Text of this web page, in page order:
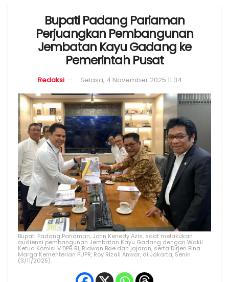
Bupati Padang Pariaman
Perjuangkan Pembangunan
Jembatan Kayu Gadang ke
Pemerintah Pusat
Redaksi Selasa, 4 November 2025 11:34
Bupati Padang Pariaman, John Kenedy Azis, saat melakukan
audiensi pembangunan Jembatan Kayu Gadang dengan Wakil
Ketua Komisi V DPR RI, Ridwan Bae dan jajaran, serta Dirjen Bina
Marga Kementerian PUPR, Roy Rizali Anwar, di Jakarta, Senin
(3/11/2025).